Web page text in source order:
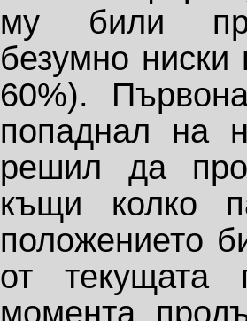
му били
безумно ниски
60%).
попаднал на
решил да
къщи колко
положението
от текущата
момента